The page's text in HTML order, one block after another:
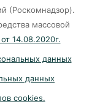
ради
посадили
(Роскомнадзор).
массовой
14.08.2020г.
данных
данных
cookies.